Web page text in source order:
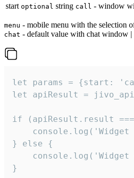
start optional string call - window
menu - mobile menu with the selection
chat - default value with chat window |
let params = {start:
let apiResult =
if (apiResult.result
console.log('Widget
} else {
console.log('Widget
}